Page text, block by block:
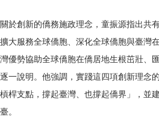
關於創新的僑務施政理念，童振源指出共
擴大服務全球僑胞、深化全球僑胞與臺灣
灣優勢協助全球僑胞在僑居地生根茁壯、
逐一說明。他強調，實踐這四項創新理念
槓桿支點，撐起臺灣、也撐起僑界」，並
臺。